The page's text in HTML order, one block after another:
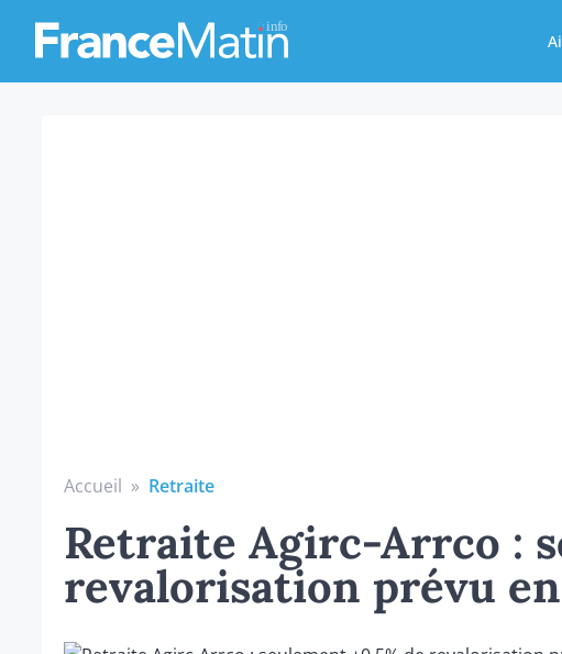
Accueil » Retraite
Retraite Agirc-Arrco :
revalorisation prévu